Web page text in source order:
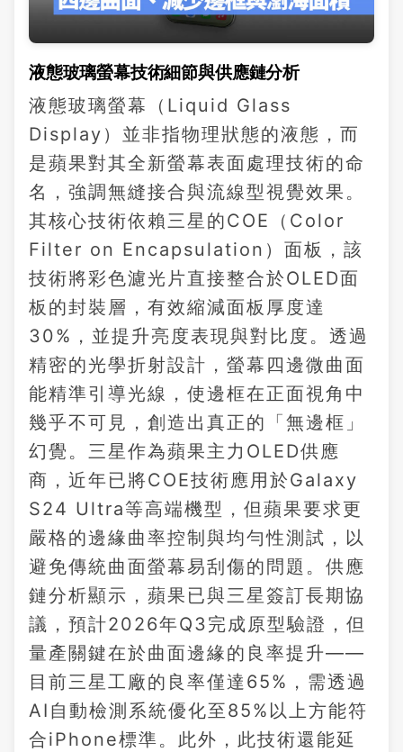
液態玻璃螢幕技術細節與供應鏈分析
液態玻璃螢幕（Liquid Glass
Display）並非指物理狀態的液態，而
是蘋果對其全新螢幕表面處理技術的命
名，強調無縫接合與流線型視覺效果。
其核心技術依賴三星的COE（Color
Filter on Encapsulation）面板，該
技術將彩色濾光片直接整合於OLED面
板的封裝層，有效縮減面板厚度達
30%，並提升亮度表現與對比度。透過
精密的光學折射設計，螢幕四邊微曲面
能精準引導光線，使邊框在正面視角中
幾乎不可見，創造出真正的「無邊框」
幻覺。三星作為蘋果主力OLED供應
商，近年已將COE技術應用於Galaxy
S24 Ultra等高端機型，但蘋果要求更
嚴格的邊緣曲率控制與均勻性測試，以
避免傳統曲面螢幕易刮傷的問題。供應
鏈分析顯示，蘋果已與三星簽訂長期協
議，預計2026年Q3完成原型驗證，但
量產關鍵在於曲面邊緣的良率提升——
目前三星工廠的良率僅達65%，需透過
AI自動檢測系統優化至85%以上方能符
合iPhone標準。此外，此技術還能延